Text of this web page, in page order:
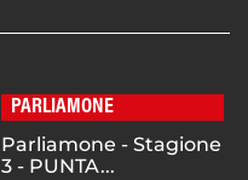
PARLIAMONE
Parliamone - Stagione
3 - PUNTA...